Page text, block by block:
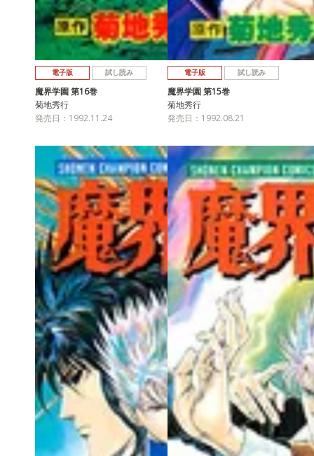
電子版 試し読み
魔界学園 第16巻
菊地秀行
発売日：1992.11.24
電子版 試し読み
魔界学園 第15巻
菊地秀行
発売日：1992.08.21